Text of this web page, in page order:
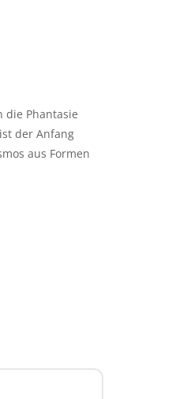
die Phantasie
der Anfang
aus Formen